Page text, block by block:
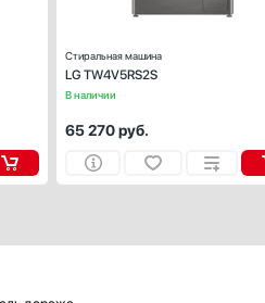
В наличии
Стиральная машина
LG TW4V5RS2S
65 270руб.